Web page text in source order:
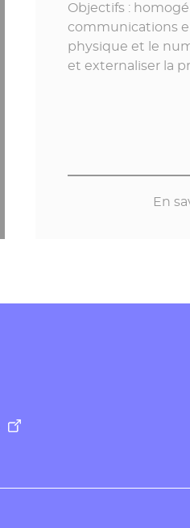
Objectifs :
communications
physique et le
et externaliser la
En